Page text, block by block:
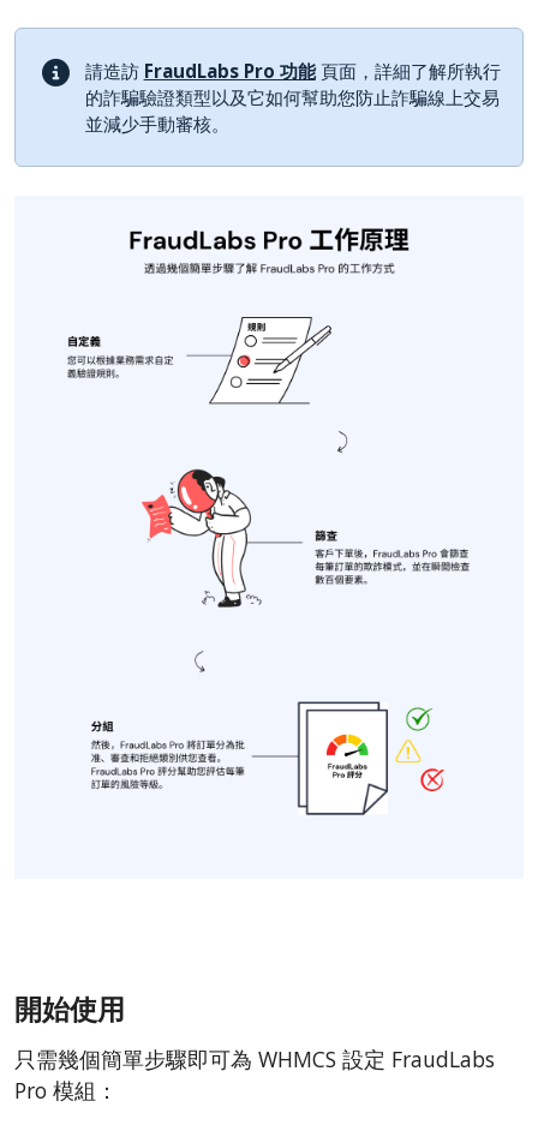
ThirtyBees
Shopware
請造訪 FraudLabs Pro 功能頁面，詳細了解所執行
的詐騙驗證類型以及它如何幫助您防止詐騙線上交易
並減少手動審核。
開始使用
只需幾個簡單步驟即可為 WHMCS 設定 FraudLabs
Pro 模組：